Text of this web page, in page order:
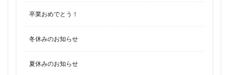
卒業おめでとう！
冬休みのお知らせ
夏休みのお知らせ